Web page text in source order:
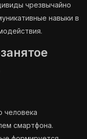
чрезвычайно
навыки в
человека
смартфона.